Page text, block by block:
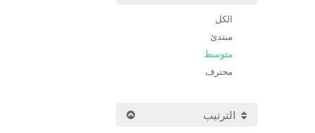
الكل
مبتدئ
متوسط
محترف
الترتيب